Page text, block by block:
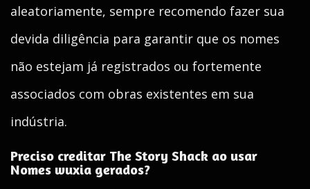
aleatoriamente, sempre recomendo fazer sua
devida diligência para garantir que os nomes
não estejam já registrados ou fortemente
associados com obras existentes em sua
indústria.
Preciso creditar The Story Shack ao usar
Nomes wuxia gerados?